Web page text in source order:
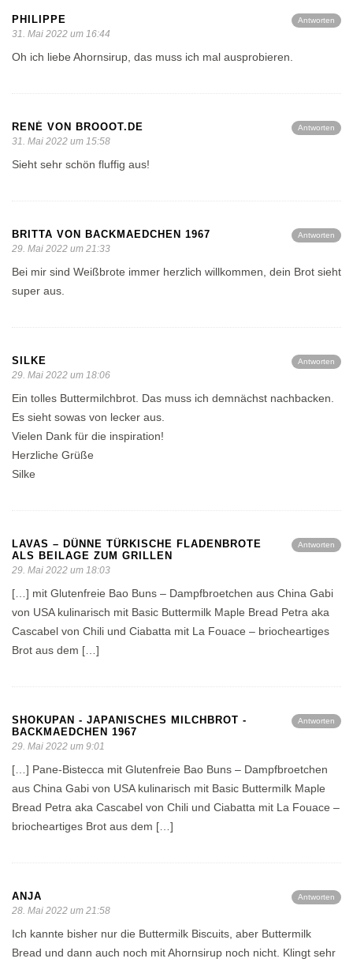
Antworten
PHILIPPE
31. Mai 2022 um 16:44
Oh ich liebe Ahornsirup, das muss ich mal ausprobieren.
Antworten
RENÉ VON BROOOT.DE
31. Mai 2022 um 15:58
Sieht sehr schön fluffig aus!
Antworten
BRITTA VON BACKMAEDCHEN 1967
29. Mai 2022 um 21:33
Bei mir sind Weißbrote immer herzlich willkommen, dein Brot sieht
super aus.
Antworten
SILKE
29. Mai 2022 um 18:06
Ein tolles Buttermilchbrot. Das muss ich demnächst nachbacken.
Es sieht sowas von lecker aus.
Vielen Dank für die inspiration!
Herzliche Grüße
Silke
Antworten
LAVAS – DÜNNE TÜRKISCHE FLADENBROTE
ALS BEILAGE ZUM GRILLEN
29. Mai 2022 um 18:03
[…] mit Glutenfreie Bao Buns – Dampfbroetchen aus China Gabi
von USA kulinarisch mit Basic Buttermilk Maple Bread Petra aka
Cascabel von Chili und Ciabatta mit La Fouace – briocheartiges
Brot aus dem […]
Antworten
SHOKUPAN - JAPANISCHES MILCHBROT -
BACKMAEDCHEN 1967
29. Mai 2022 um 9:01
[…] Pane-Bistecca mit Glutenfreie Bao Buns – Dampfbroetchen
aus China Gabi von USA kulinarisch mit Basic Buttermilk Maple
Bread Petra aka Cascabel von Chili und Ciabatta mit La Fouace –
briocheartiges Brot aus dem […]
Antworten
ANJA
28. Mai 2022 um 21:58
Ich kannte bisher nur die Buttermilk Biscuits, aber Buttermilk
Bread und dann auch noch mit Ahornsirup noch nicht. Klingt sehr